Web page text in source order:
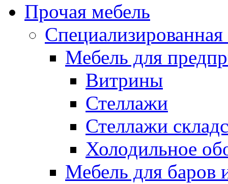
Прочая мебель
Специализированная
Мебель для
Витрины
Стеллажи
Стеллажи
Холодильное
Мебель для баров